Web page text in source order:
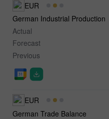
EUR
German Industrial Production
Actual
Forecast
Previous
EUR
German Trade Balance